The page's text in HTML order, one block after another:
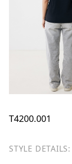
T4200.001
STYLE DETAILS: